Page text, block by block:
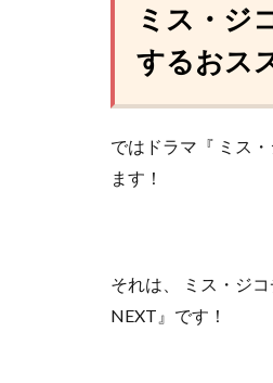
ミス・ジ
するおス
ではドラマ『 ミス
ます！
それは、 ミス・ジ
NEXT』 です！